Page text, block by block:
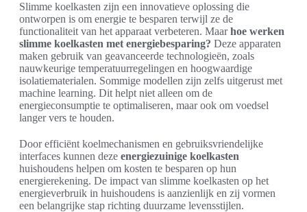
Slimme koelkasten zijn een innovatieve oplossing die
ontworpen is om energie te besparen terwijl ze de
functionaliteit van het apparaat verbeteren. Maarhoe werken
slimme koelkasten met energiebesparing? Deze apparaten
maken gebruik van geavanceerde technologieën, zoals
nauwkeurige temperatuurregelingen en hoogwaardige
isolatiematerialen. Sommige modellen zijn zelfs uitgerust met
machine learning. Dit helpt niet alleen om de
energieconsumptie te optimaliseren, maar ook om voedsel
langer vers te houden.
Door efficiënt koelmechanismen en gebruiksvriendelijke
interfaces kunnen deze energiezuinige koelkasten
huishoudens helpen om kosten te besparen op hun
energierekening. De impact van slimme koelkasten op het
energieverbruik in huishoudens is aanzienlijk en zij vormen
een belangrijke stap richting duurzame levensstijlen.